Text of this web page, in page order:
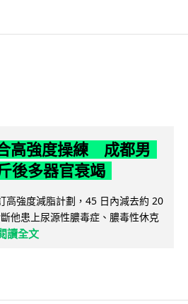
高強度操練 成都男
後多器官衰竭
高強度減脂計劃，45 日內減去約 20
他患上尿源性膿毒症、膿毒性休克
讀全文